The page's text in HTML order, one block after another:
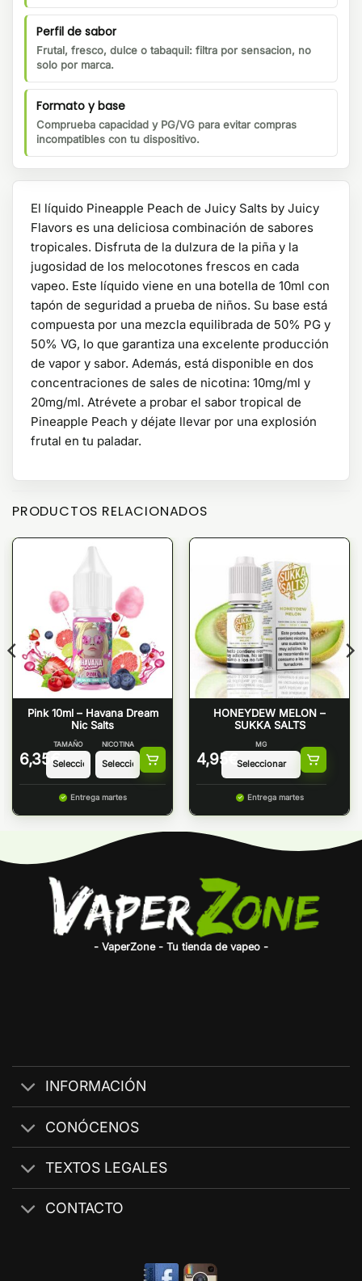
Perfil de sabor
Frutal, fresco, dulce o tabaquil: filtra por sensacion, no
solo por marca.
Formato y base
Comprueba capacidad y PG/VG para evitar compras
incompatibles con tu dispositivo.
El líquido Pineapple Peach de Juicy Salts by Juicy
Flavors es una deliciosa combinación de sabores
tropicales. Disfruta de la dulzura de la piña y la
jugosidad de los melocotones frescos en cada
vapeo. Este líquido viene en una botella de 10ml con
tapón de seguridad a prueba de niños. Su base está
compuesta por una mezcla equilibrada de 50% PG y
50% VG, lo que garantiza una excelente producción
de vapor y sabor. Además, está disponible en dos
concentraciones de sales de nicotina: 10mg/ml y
20mg/ml. Atrévete a probar el sabor tropical de
Pineapple Peach y déjate llevar por una explosión
frutal en tu paladar.
PRODUCTOS RELACIONADOS
Pink 10ml – Havana Dream
Nic Salts
6,35 €
TAMAÑO NICOTINA
Entrega martes
HONEYDEW MELON –
SUKKA SALTS
4,95 €
MG
Entrega martes
- VaperZone - Tu tienda de vapeo -
INFORMACIÓN
CONÓCENOS
TEXTOS LEGALES
CONTACTO